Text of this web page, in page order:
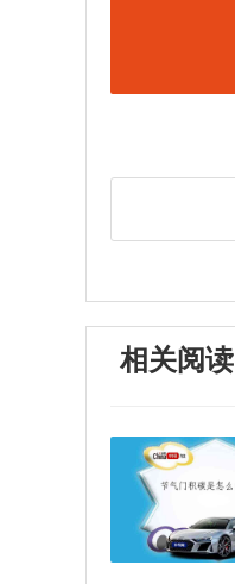
相关阅读